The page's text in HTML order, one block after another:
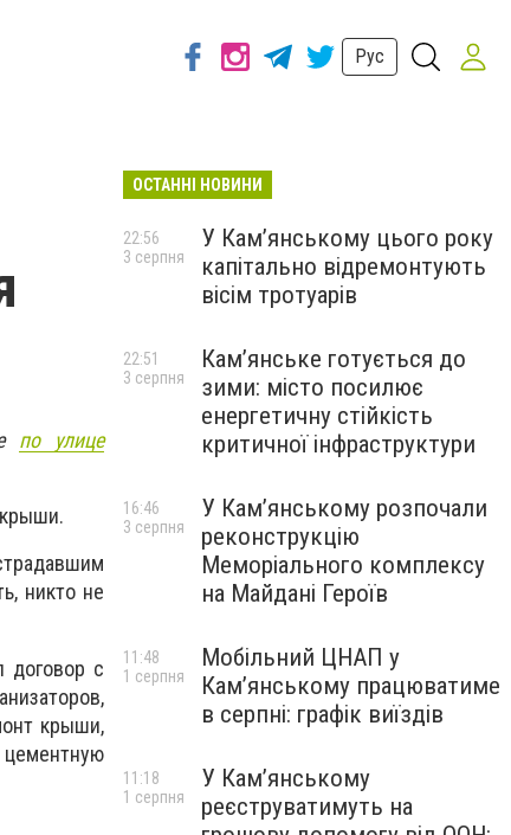
Рус
по улице
никто не
договор с
крыши,
ОСТАННІ НОВИНИ
У Кам’янському цього року
капітально відремонтують
вісім тротуарів
22:56
3 серпня
Кам’янське готується до
зими: місто посилює
енергетичну стійкість
критичної інфраструктури
22:51
3 серпня
У Кам’янському розпочали
реконструкцію
Меморіального комплексу
на Майдані Героїв
16:46
3 серпня
Мобільний ЦНАП у
Кам’янському працюватиме
в серпні: графік виїздів
11:48
1 серпня
У Кам’янському
реєструватимуть на
11:18
1 серпня